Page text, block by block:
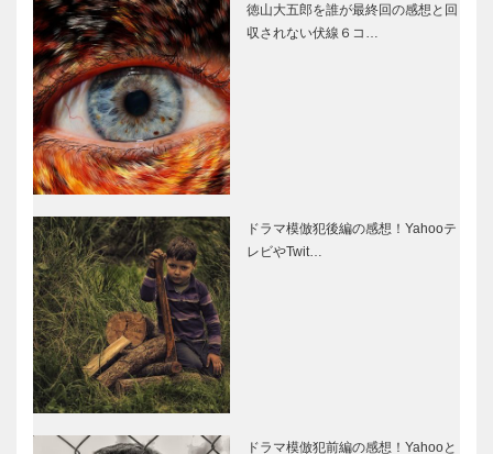
徳山大五郎を誰が最終回の感想と回
収されない伏線６コ…
ドラマ模倣犯後編の感想！Yahooテ
レビやTwit…
ドラマ模倣犯前編の感想！Yahooと